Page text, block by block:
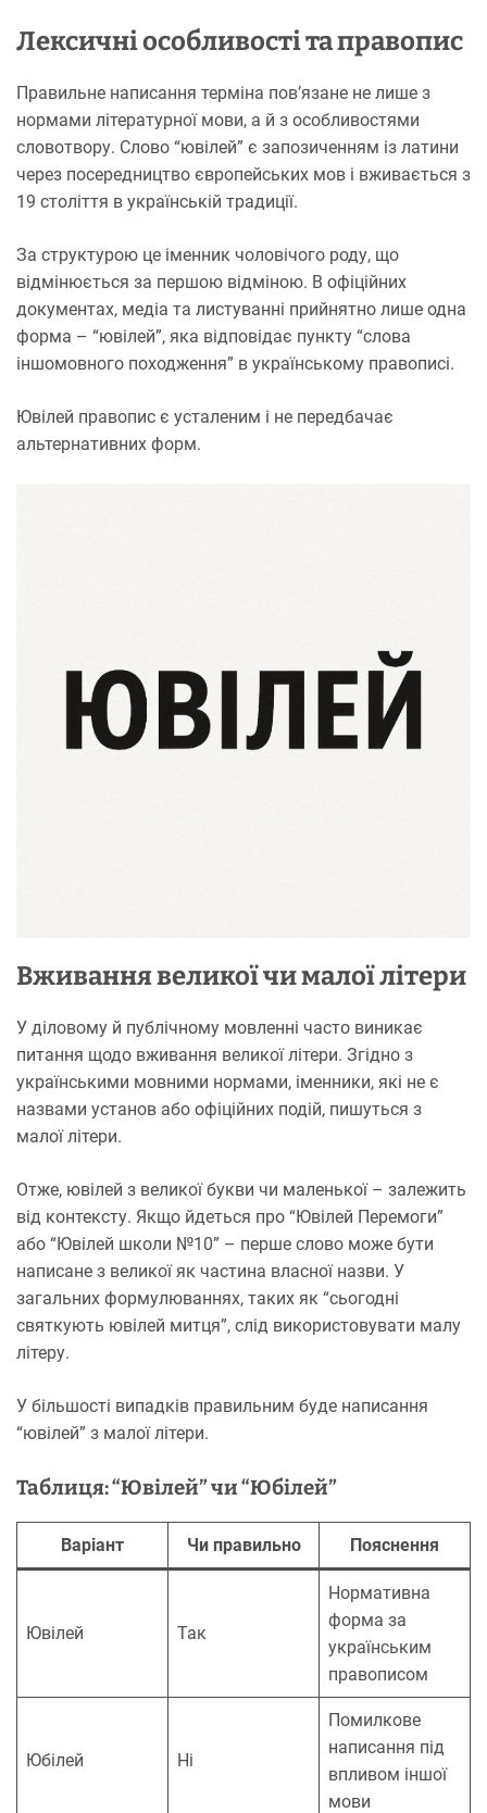
Лексичні особливості та правопис
Правильне написання терміна пов’язане не лише з
нормами літературної мови, а й з особливостями
словотвору. Слово “ювілей” є запозиченням із латини
через посередництво європейських мов і вживається з
19 століття в українській традиції.
За структурою це іменник чоловічого роду, що
відмінюється за першою відміною. В офіційних
документах, медіа та листуванні прийнятно лише одна
форма – “ювілей”, яка відповідає пункту “слова
іншомовного походження” в українському правописі.
Ювілей правопис є усталеним і не передбачає
альтернативних форм.
Вживання великої чи малої літери
У діловому й публічному мовленні часто виникає
питання щодо вживання великої літери. Згідно з
українськими мовними нормами, іменники, які не є
назвами установ або офіційних подій, пишуться з
малої літери.
Отже, ювілей з великої букви чи маленької – залежить
від контексту. Якщо йдеться про “Ювілей Перемоги”
або “Ювілей школи №10” – перше слово може бути
написане з великої як частина власної назви. У
загальних формулюваннях, таких як “сьогодні
святкують ювілей митця”, слід використовувати малу
літеру.
У більшості випадків правильним буде написання
“ювілей” з малої літери.
Таблиця: “Ювілей” чи “Юбілей”
Варіант Чи правильно Пояснення
Ювілей Так
Нормативна
форма за
українським
правописом
Юбілей Ні
Помилкове
написання під
впливом іншої
мови